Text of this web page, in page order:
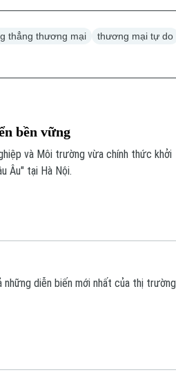
thẳng thương mại thương mại tự do
bền vững
và Môi trường vừa chính thức khởi
Âu" tại Hà Nội.
những diễn biến mới nhất của thị trường